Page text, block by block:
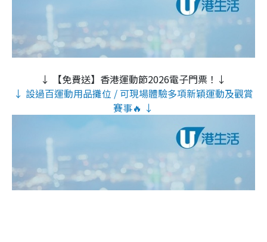
↓ 【免費送】香港運動節2026電子門票！↓
↓ 設過百運動用品攤位 / 可現場體驗多項新穎運動及觀賞
賽事🔥 ↓